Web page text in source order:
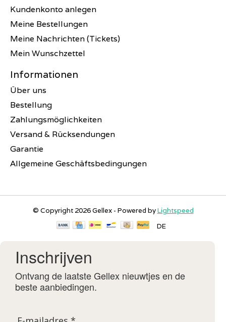
Kundenkonto anlegen
Meine Bestellungen
Meine Nachrichten (Tickets)
Mein Wunschzettel
Informationen
Über uns
Bestellung
Zahlungsmöglichkeiten
Versand & Rücksendungen
Garantie
Allgemeine Geschäftsbedingungen
© Copyright 2026 Gellex - Powered byLightspeed
DE
Inschrijven
Ontvang de laatste Gellex nieuwtjes en de
beste aanbiedingen.